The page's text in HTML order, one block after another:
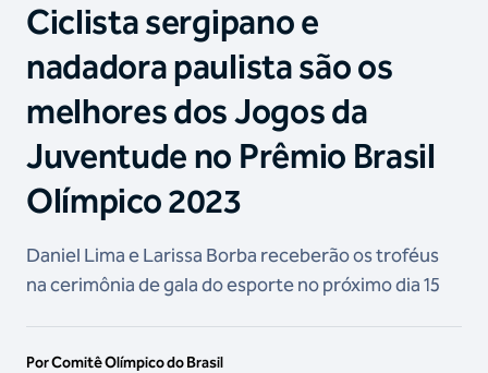
Ciclista sergipano e
nadadora paulista são os
melhores dos Jogos da
Juventude no Prêmio Brasil
Olímpico 2023
Daniel Lima e Larissa Borba receberão os troféus
na cerimônia de gala do esporte no próximo dia 15
Por Comitê Olímpico do Brasil